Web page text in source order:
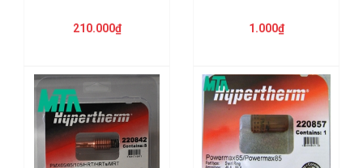
210.000₫ 1.000₫